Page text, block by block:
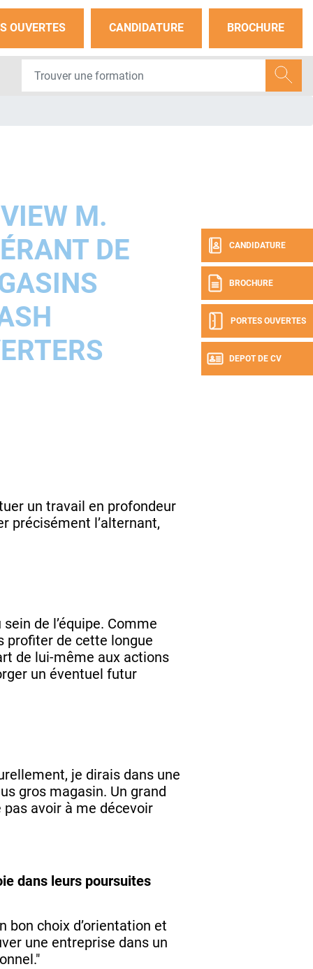
OUVERTES CANDIDATURE BROCHURE
CANDIDATURE
BROCHURE
PORTES OUVERTES
DEPOT DE CV
M.
DE
un travail en profondeur
précisément l’alternant,
de l’équipe. Comme
profiter de cette longue
de lui-même aux actions
un éventuel futur
je dirais dans une
gros magasin. Un grand
pas avoir à me décevoir
dans leurs poursuites
bon choix d’orientation et
une entreprise dans un